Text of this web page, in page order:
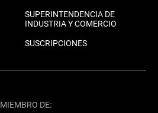
SUPERINTENDENCIA DE
INDUSTRIA Y COMERCIO
SUSCRIPCIONES
MIEMBRO DE: